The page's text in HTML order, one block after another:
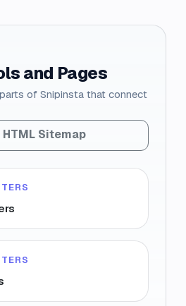
and Pages
of Snipinsta that connect
Sitemap